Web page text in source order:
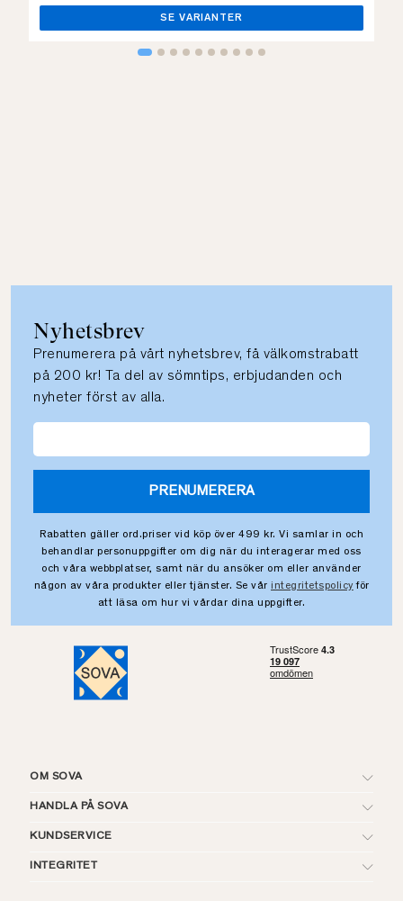
SE VARIANTER
Nyhetsbrev
Prenumerera på vårt nyhetsbrev, få välkomstrabatt
på 200 kr! Ta del av sömntips, erbjudanden och
nyheter först av alla.
PRENUMERERA
Rabatten gäller ord.priser vid köp över 499 kr. Vi samlar in och
behandlar personuppgifter om dig när du interagerar med oss
och våra webbplatser, samt när du ansöker om eller använder
någon av våra produkter eller tjänster. Se vår integritetspolicy för
att läsa om hur vi vårdar dina uppgifter.
OM SOVA
HANDLA PÅ SOVA
KUNDSERVICE
INTEGRITET